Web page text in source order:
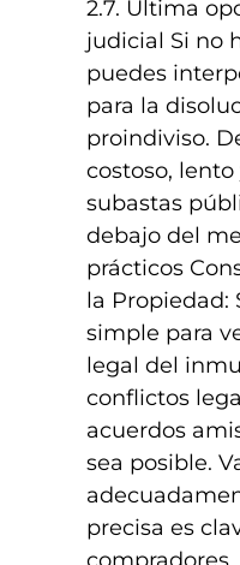
2.7. Última
judicial Si no
puedes
para la
proindiviso.
costoso,
subastas
debajo del
prácticos
la Propiedad:
simple para
legal del
conflictos
acuerdos
sea posible.
precisa es